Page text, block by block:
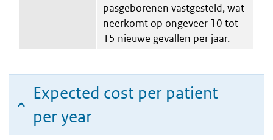
pasgeborenen vastgesteld, wat
neerkomt op ongeveer 10 tot
15 nieuwe gevallen per jaar.
Expected cost per patient
per year